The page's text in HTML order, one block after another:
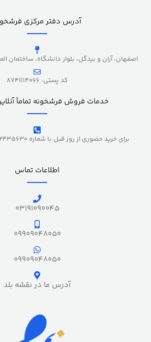
آدرس دفتر مرکزی
اصفهان، آران و بیدگل، بلوار دانشگاه، ساختمان
کد پستی: 8741114066
خدمات فروش فرشخونه تماماً
برای خرید حضوری از روز قبل با شماره 09192435630 هماهنگ کنید.
اطلاعات تماس
03191090045
09909048050
09909048050
آدرس ما در نقشه بلد